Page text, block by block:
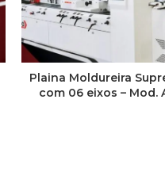
Plaina Moldureira
com 06 eixos – Mod.